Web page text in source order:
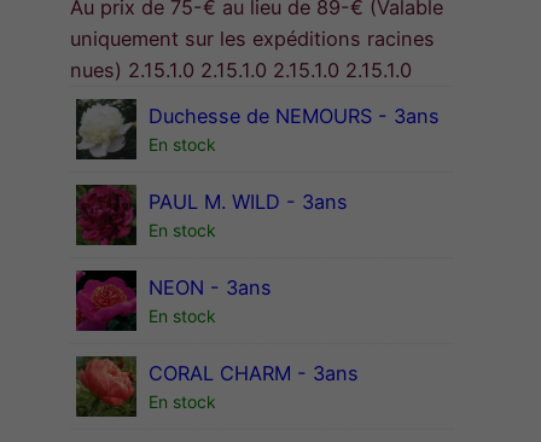
Au prix de 75-€ au lieu de 89-€ (Valable
uniquement sur les expéditions racines
nues) 2.15.1.0 2.15.1.0 2.15.1.0 2.15.1.0
Duchesse de NEMOURS - 3ans
En stock
PAUL M. WILD - 3ans
En stock
NEON - 3ans
En stock
CORAL CHARM - 3ans
En stock